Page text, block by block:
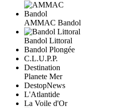
AMMAC Bandol
Bandol Littoral
Bandol Plongée
C.L.U.P.P.
Destination
Planete Mer
DestopNews
L'Atlantide
La Voile d'Or